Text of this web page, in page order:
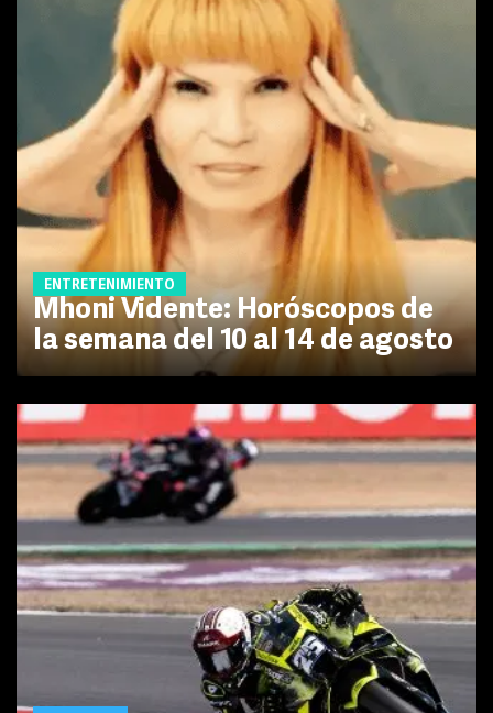
ENTRETENIMIENTO
Mhoni Vidente: Horóscopos de
la semana del 10 al 14 de agosto